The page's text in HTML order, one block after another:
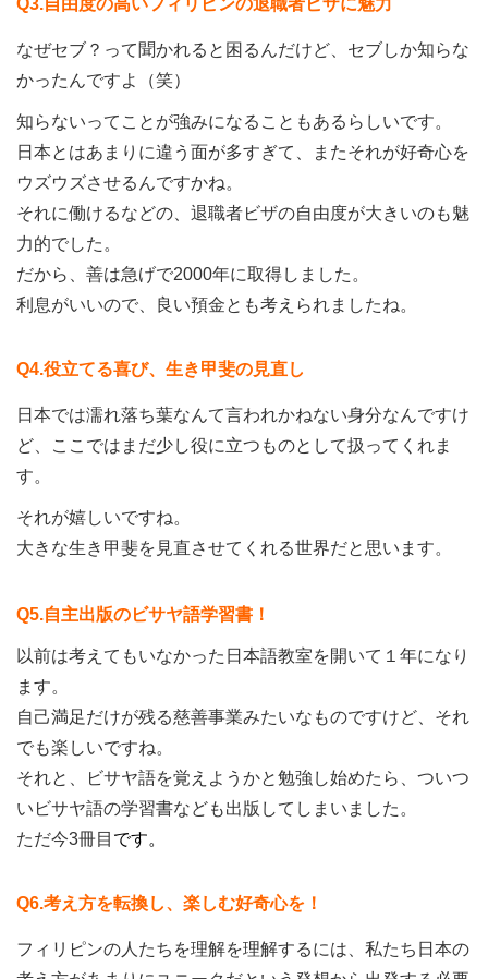
なぜセブ？って聞かれると困るんだけど、セブしか知らな
かったんですよ（笑）
知らないってことが強みになることもあるらしいです。
日本とはあまりに違う面が多すぎて、またそれが好奇心を
ウズウズさせるんですかね。
それに働けるなどの、退職者ビザの自由度が大きいのも魅
力的でした。
だから、善は急げで2000年に取得しました。
利息がいいので、良い預金とも考えられましたね。
Q4.役立てる喜び、生き甲斐の見直し
日本では濡れ落ち葉なんて言われかねない身分なんですけ
ど、ここではまだ少し役に立つものとして扱ってくれま
す。
それが嬉しいですね。
大きな生き甲斐を見直させてくれる世界だと思います。
Q5.自主出版のビサヤ語学習書！
以前は考えてもいなかった日本語教室を開いて１年になり
ます。
自己満足だけが残る慈善事業みたいなものですけど、それ
でも楽しいですね。
それと、ビサヤ語を覚えようかと勉強し始めたら、ついつ
いビサヤ語の学習書なども出版してしまいました。
ただ今3冊目 です。
Q6.考え方を転換し、楽しむ好奇心を！
フィリピンの人たちを理解を理解するには、私たち日本の